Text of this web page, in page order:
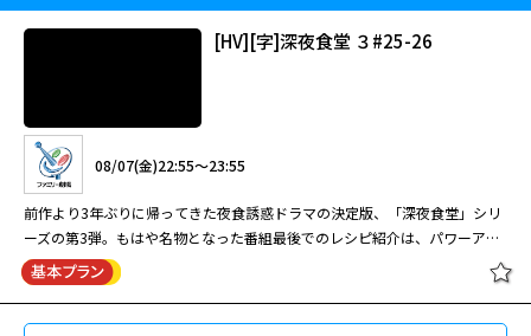
[HV][字]深夜食堂 ３#25-26
08/07(金)22:55～23:55
前作より3年ぶりに帰ってきた夜食誘惑ドラマの決定版、「深夜食堂」シリ
ーズの第3弾。もはや名物となった番組最後でのレシピ紹介は、パワーアッ
プして今回も健在！